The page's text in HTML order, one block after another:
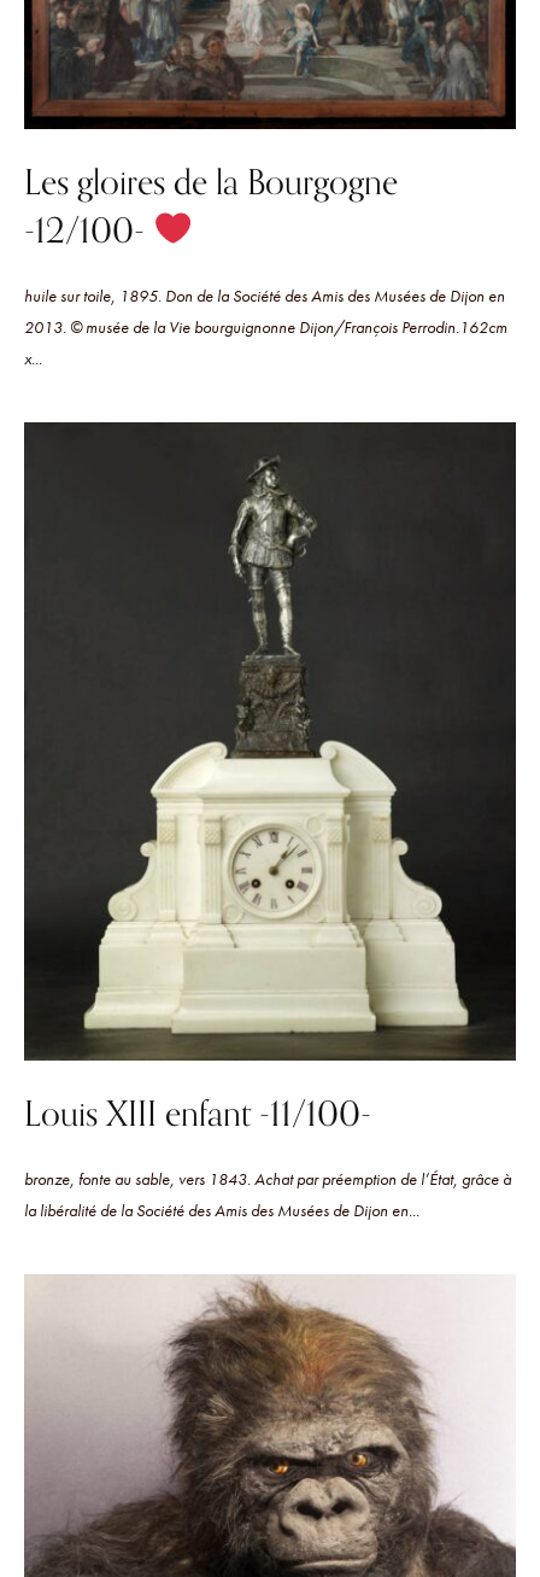
Les gloires de la Bourgogne
-12/100-
huile sur toile, 1895. Don de la Société des Amis des Musées de Dijon en
2013. © musée de la Vie bourguignonne Dijon/François Perrodin.162cm
x...
Louis XIII enfant -11/100-
bronze, fonte au sable, vers 1843. Achat par préemption de l’État, grâce à
la libéralité de la Société des Amis des Musées de Dijon en...